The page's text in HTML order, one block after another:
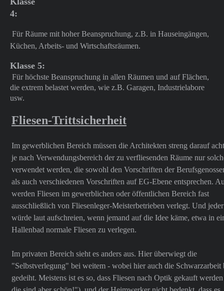
4:
Für Räume mit hoher Beanspruchung, z.B. in Hauseingängen,
Küchen, Arbeits- und Wirtschaftsräumen.
Klasse 5:
Für höchste Beanspruchung in allen Räumen und auf Flächen,
die extrem belastet werden, wie z.B. Garagen, Industrielabore
usw.
Fliesen-Trittsicherheit
Im gewerblichen Bereich müssen die Architekten streng darauf
je nach Verwendungsbereich der zu verfliesenden Räume nur
verwendet werden, die sowohl den Vorschriften der
als auch verschiedenen Vorschriften auf EG-Ebene entsprechen.
werden Fliesen im gewerblichen oder öffentlichen Bereich fast
ausschließlich von Fliesenleger-Meisterbetrieben verlegt. Und
würde laut aufschreien, wenn jemand auf die Idee käme, etwa in
Hallenbad normale Fliesen zu verlegen.
Im privaten Bereich sieht es anders aus. Hier überwiegt die
"Selbstverlegung" bei weitem - wobei hier auch die Schwarzarbeit
gedeiht. Meistens ist es so, dass Fliesen nach Optik gekauft